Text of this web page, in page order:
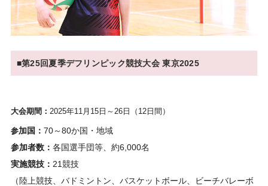
■第25回夏季デフリンピック競技大会 東京2025
大会期間： 2025年11月15日～ 26日 （12日間）
参加国： 70～80か国・地域
参加者数： 各国選手団等、約6,000名
実施競技： 21競技
（陸上競技、バドミントン、バスケットボール、ビーチバレーボ